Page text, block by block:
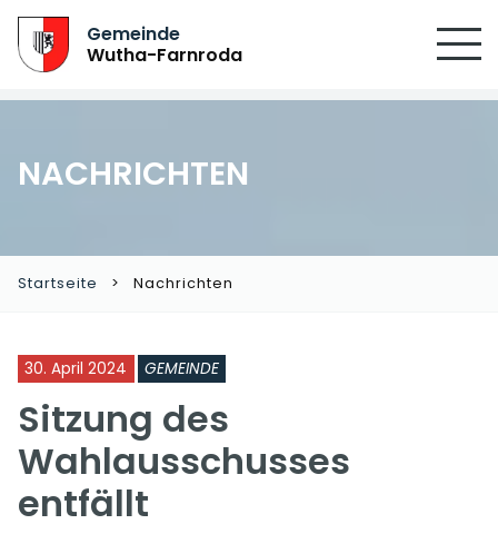
Gemeinde
Wutha-Farnroda
NACHRICHTEN
Startseite Nachrichten
30. April 2024 GEMEINDE
Sitzung des
Wahlausschusses
entfällt